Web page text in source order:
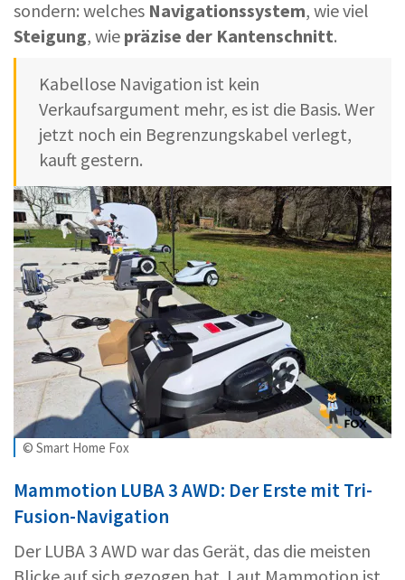
sondern: welches Navigationssystem, wie viel
Steigung, wie präzise der Kantenschnitt.
Kabellose Navigation ist kein
Verkaufsargument mehr, es ist die Basis. Wer
jetzt noch ein Begrenzungskabel verlegt,
kauft gestern.
© Smart Home Fox
Mammotion LUBA 3 AWD: Der Erste mit Tri-
Fusion-Navigation
Der LUBA 3 AWD war das Gerät, das die meisten